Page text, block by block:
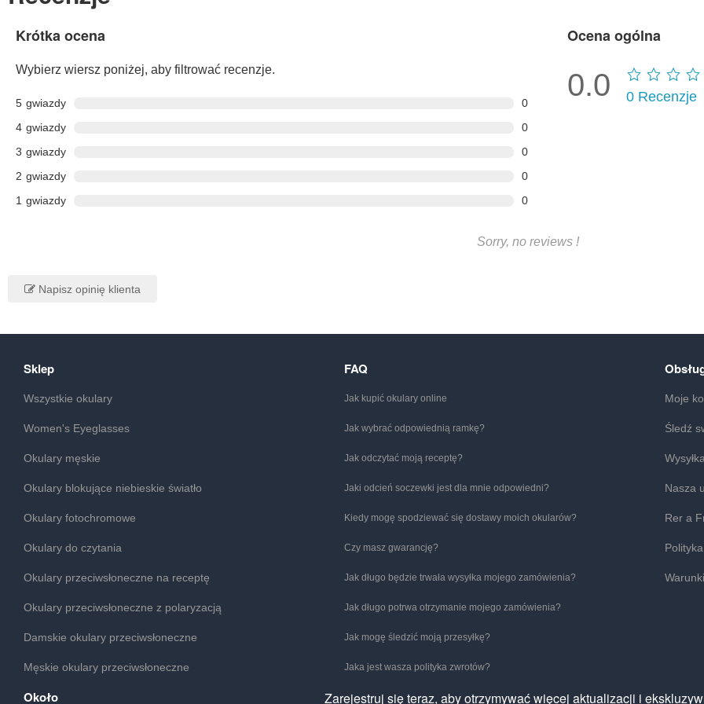
Krótka ocena
Wybierz wiersz poniżej, aby filtrować recenzje.
5 gwiazdy
0
4 gwiazdy
0
3 gwiazdy
0
2 gwiazdy
0
1 gwiazdy 0
Ocena ogólna
0.0 0 Recenzje
Sorry, no reviews !
Napisz opinię klienta
Sklep
Wszystkie okulary
Women's Eyeglasses
Okulary męskie
Okulary blokujące niebieskie światło
Okulary fotochromowe
Okulary do czytania
Okulary przeciwsłoneczne na receptę
Okulary przeciwsłoneczne z polaryzacją
Damskie okulary przeciwsłoneczne
Męskie okulary przeciwsłoneczne
FAQ
Jak kupić okulary online
Jak wybrać odpowiednią ramkę?
Jak odczytać moją receptę?
Jaki odcień soczewki jest dla mnie odpowiedni?
Kiedy mogę spodziewać się dostawy moich okularów?
Czy masz gwarancję?
Jak długo będzie trwała wysyłka mojego zamówienia?
Jak długo potrwa otrzymanie mojego zamówienia?
Jak mogę śledzić moją przesyłkę?
Jaka jest wasza polityka zwrotów?
Moje
Śledź
Nasza
Rer a
Około Zarejestruj się teraz, aby otrzymywać więcej aktualizacji i